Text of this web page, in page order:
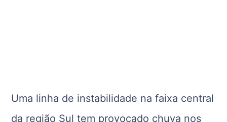
Uma linha de instabilidade na faixa central
da região Sul tem provocado chuva nos